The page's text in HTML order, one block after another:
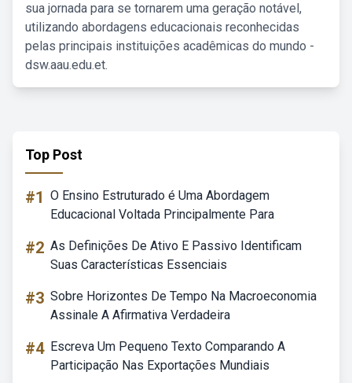
sua jornada para se tornarem uma geração notável,
utilizando abordagens educacionais reconhecidas
pelas principais instituições acadêmicas do mundo -
dsw.aau.edu.et.
Top Post
#1 O Ensino Estruturado é Uma Abordagem
Educacional Voltada Principalmente Para
#2 As Definições De Ativo E Passivo Identificam
Suas Características Essenciais
#3 Sobre Horizontes De Tempo Na Macroeconomia
Assinale A Afirmativa Verdadeira
#4 Escreva Um Pequeno Texto Comparando A
Participação Nas Exportações Mundiais